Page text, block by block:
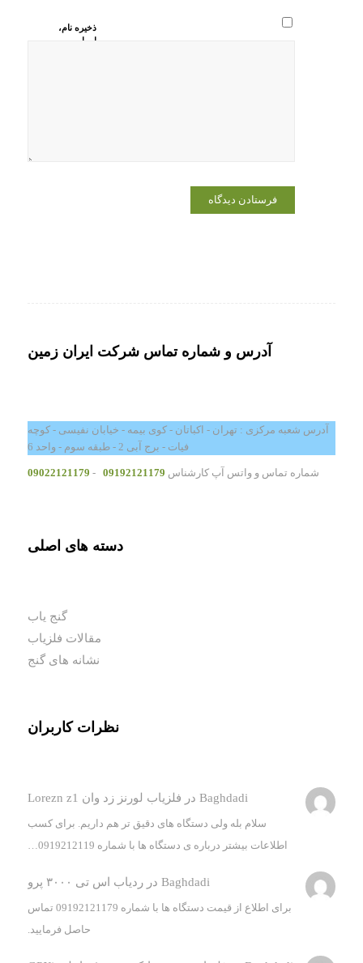
ذخیره نام،
ایمیل و
آدرس و شماره تماس شرکت ایران زمین
آدرس شعبه مرکزی : تهران - اکباتان - کوی بیمه - خیابان نفیسی - کوچه
فیات - برج آبی 2 - طبقه سوم - واحد 6
شماره تماس و واتس آپ کارشناس 09192121179
-
09022121179
دسته های اصلی
گنج یاب
مقالات فلزیاب
نشانه های گنج
نظرات کاربران
Baghdadi در فلزیاب لورنز زد وان Lorezn z1
سلام بله ولی دستگاه های دقیق تر هم داریم. برای کسب
اطلاعات بیشتر درباره ی دستگاه ها با شماره 0919212119…
Baghdadi درردیاب اس تی ۳۰۰۰ پرو
برای اطلاع از قیمت دستگاه ها با شماره 09192121179 تماس
حاصل فرمایید.